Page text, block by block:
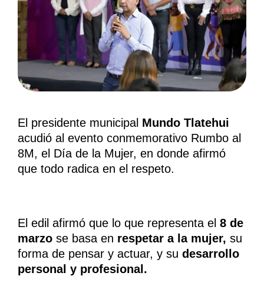
El presidente municipal Mundo Tlatehui
acudió al evento conmemorativo Rumbo al
8M, el Día de la Mujer, en donde afirmó
que todo radica en el respeto.
El edil afirmó que lo que representa el 8 de
marzo se basa en respetar a la mujer, su
forma de pensar y actuar, y su desarrollo
personal y profesional.